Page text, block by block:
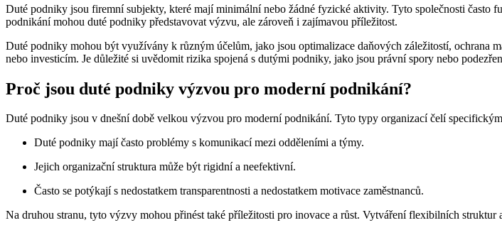
Duté podniky jsou firemní subjekty, které mají minimální nebo žádné fyzické aktivity. Tyto společnosti
podnikání mohou duté podniky představovat výzvu, ale zároveň i zajímavou příležitost.
Duté podniky mohou být využívány k různým účelům, jako jsou optimalizace daňových záležitostí, ochrana
nebo investicím. Je důležité si uvědomit rizika spojená s dutými podniky, jako jsou právní spory nebo
Proč jsou duté podniky výzvou pro moderní podnikání?
Duté podniky jsou v dnešní době velkou výzvou pro moderní podnikání. Tyto typy organizací čelí
Duté podniky mají často problémy s komunikací mezi odděleními a týmy.
Jejich organizační struktura může být rigidní a neefektivní.
Často se potýkají s nedostatkem transparentnosti a nedostatkem motivace zaměstnanců.
Na druhou stranu, tyto výzvy mohou přinést také příležitosti pro inovace a růst. Vytváření flexibilních